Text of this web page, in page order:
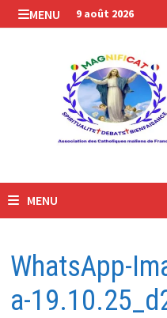
Passer
au
MENU 9 août 2026
MENU
WhatsApp-
a-